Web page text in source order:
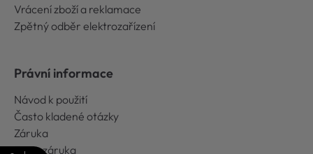
Vrácení zboží a reklamace
Zpětný odběr elektrozařízení
Právní informace
Návod k použití
Často kladené otázky
Záruka
Extra záruka